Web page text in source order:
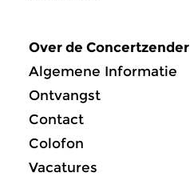
Over de Concertzender
Algemene Informatie
Ontvangst
Contact
Colofon
Vacatures